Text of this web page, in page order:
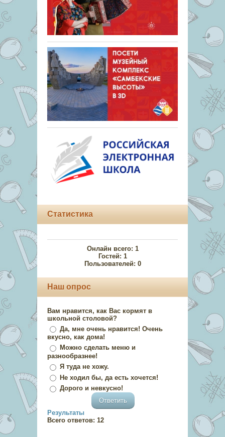
Статистика
Онлайн всего: 1
Гостей: 1
Пользователей: 0
Наш опрос
Вам нравится, как Вас кормят в
школьной столовой?
Да, мне очень нравится! Очень
вкусно, как дома!
Можно сделать меню и
разнообразнее!
Я туда не хожу.
Не ходил бы, да есть хочется!
Дорого и невкусно!
Результаты
Всего ответов: 12